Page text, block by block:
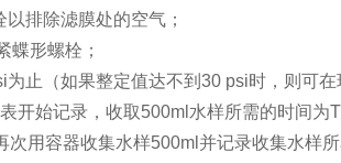
排除滤膜处的空气；
蝶形螺栓；
止（如果整定值达不到30 psi时，则可
开始记录，收取500ml水样所需的时间为
用容器收集水样500ml并记录收集水样